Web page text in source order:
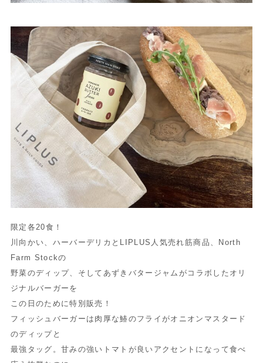
限定各20食！
川向かい、ハーバーデリカとLIPLUS人気売れ筋商品、
North
Farm Stockの
野菜のディップ、 そしてあずきバタージャムがコラボしたオリ
ジナルバーガーを
この 日のために特別販売！
フィッシュバーガーは肉厚な鰆のフライがオニオンマスタード
のディップと
最強タッグ。甘みの強いトマトが良いアクセントになって食べ